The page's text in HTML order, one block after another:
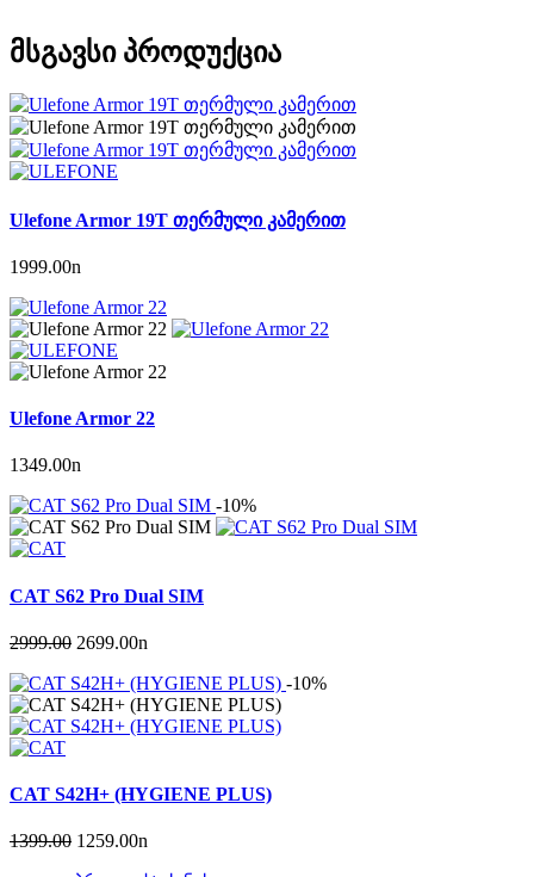
მსგავსი პროდუქცია
Ulefone Armor 19T თერმული კამერით
1999.00n
Ulefone Armor 22
1349.00n
-10%
CAT S62 Pro Dual SIM
2999.00 2699.00n
-10%
CAT S42H+ (HYGIENE PLUS)
1399.00 1259.00n